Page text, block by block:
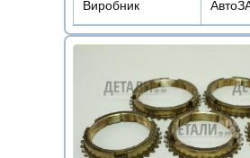
Виробник